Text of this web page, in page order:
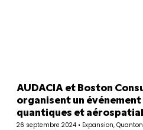
AUDACIA et Boston
organisent un
quantiques et
26 septembre 2024 • Expansion,